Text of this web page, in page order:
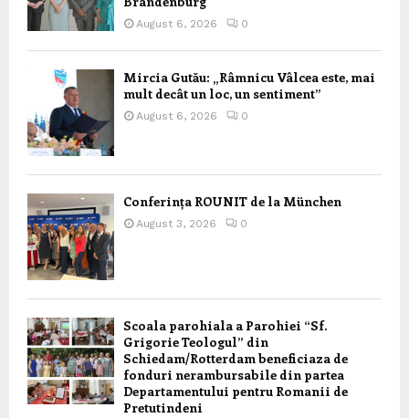
August 6, 2026 0
Mircia Gutău: „Râmnicu Vâlcea este, mai
mult decât un loc, un sentiment”
August 6, 2026 0
Conferința ROUNIT de la München
August 3, 2026 0
Scoala parohiala a Parohiei “Sf.
Grigorie Teologul” din
Schiedam/Rotterdam beneficiaza de
fonduri nerambursabile din partea
Departamentului pentru Romanii de
Pretutindeni